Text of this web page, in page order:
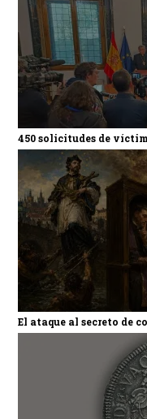
450 solicitudes de
El ataque al secreto de